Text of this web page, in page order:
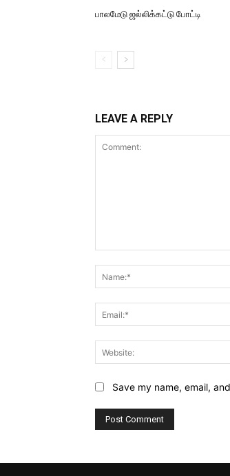
பாலமேடு ஜல்லிக்கட்டு போட்டி
LEAVE A REPLY
Save my name, email,